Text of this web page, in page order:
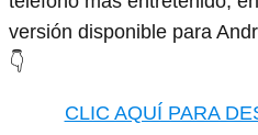
versión disponible para
👇
CLIC AQUÍ PARA